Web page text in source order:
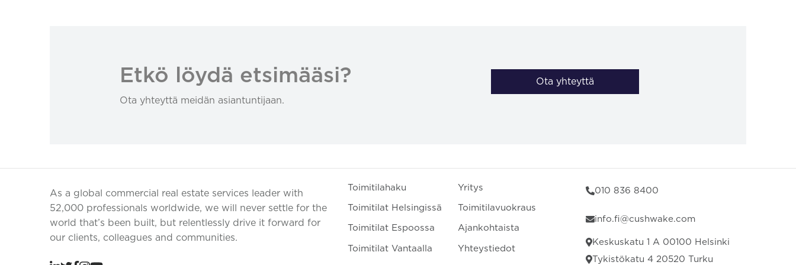
Etkö löydä etsimääsi?
Ota yhteyttä meidän asiantuntijaan.
Ota yhteyttä
As a global commercial real estate services leader with
52,000 professionals worldwide, we will never settle for the
world that’s been built, but relentlessly drive it forward for
our clients, colleagues and communities.
Toimitilahaku
Toimitilat Helsingissä
Toimitilat Espoossa
Toimitilat Vantaalla
Yritys
Toimitilavuokraus
Ajankohtaista
Yhteystiedot
010 836 8400
info.fi@cushwake.com
Keskuskatu 1 A 00100 Helsinki
Tykistökatu 4 20520 Turku